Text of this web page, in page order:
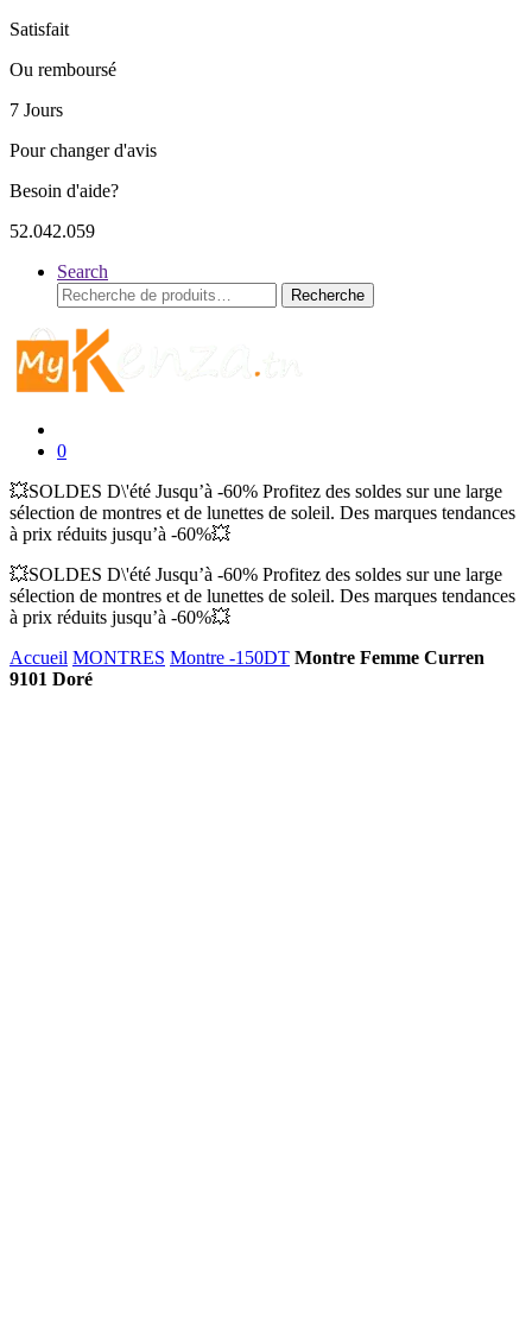
Satisfait
Ou remboursé
7 Jours
Pour changer d'avis
Besoin d'aide?
52.042.059
Search
Recherche
pour :
Recherche
0
💥SOLDES D\'été Jusqu’à -60% Profitez des soldes sur une large
sélection de montres et de lunettes de soleil. Des marques tendances
à prix réduits jusqu’à -60%💥
💥SOLDES D\'été Jusqu’à -60% Profitez des soldes sur une large
sélection de montres et de lunettes de soleil. Des marques tendances
à prix réduits jusqu’à -60%💥
Accueil MONTRES Montre -150DT Montre Femme Curren
9101 Doré